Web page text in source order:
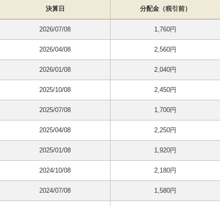
決算日 分配金（税引前）
2026/07/08 1,760円
2026/04/08 2,560円
2026/01/08 2,040円
2025/10/08 2,450円
2025/07/08 1,700円
2025/04/08 2,250円
2025/01/08 1,920円
2024/10/08 2,180円
2024/07/08 1,580円